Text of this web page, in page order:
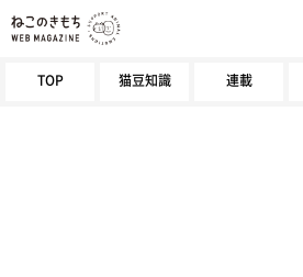
TOP 猫豆知識 連載